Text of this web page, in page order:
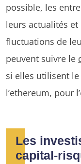
possible, les
leurs actualités
fluctuations de
peuvent suivre le
si elles utilisent
l’ethereum, pour
Les
capital-